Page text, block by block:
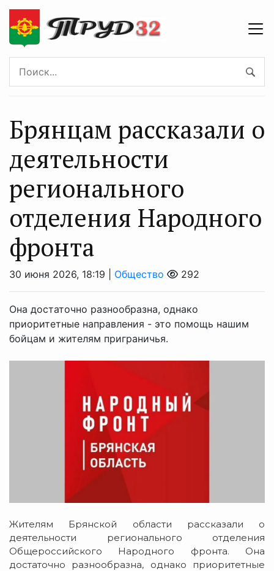
Брянцам рассказали о
деятельности
регионального
отделения Народного
фронта
30 июня 2026, 18:19 | Общество 292
Она достаточно разнообразна, однако
приоритетные направления - это помощь нашим
бойцам и жителям приграничья.
Жителям Брянской области рассказали о
деятельности регионального отделения
Общероссийского Народного фронта. Она
достаточно разнообразна, однако приоритетные